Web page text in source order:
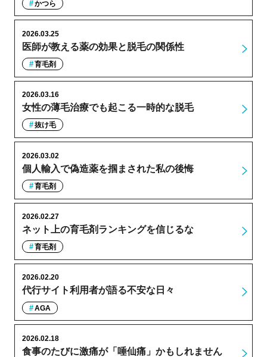
かつら
医師が教える薬の効果と脱毛の関係性
2026.03.25
育毛剤
女性の薄毛治療でも起こる一時的な脱毛
2026.03.16
抜け毛
個人輸入で偽造薬を掴まされた私の後悔
2026.03.02
育毛剤
ネット上の育毛剤ランキングを信じるな
2026.02.27
育毛剤
代行サイト利用者が語る不安な日々
2026.02.20
AGA
食事のたびに激痛が「唾仙痛」かもしれません
2026.02.18